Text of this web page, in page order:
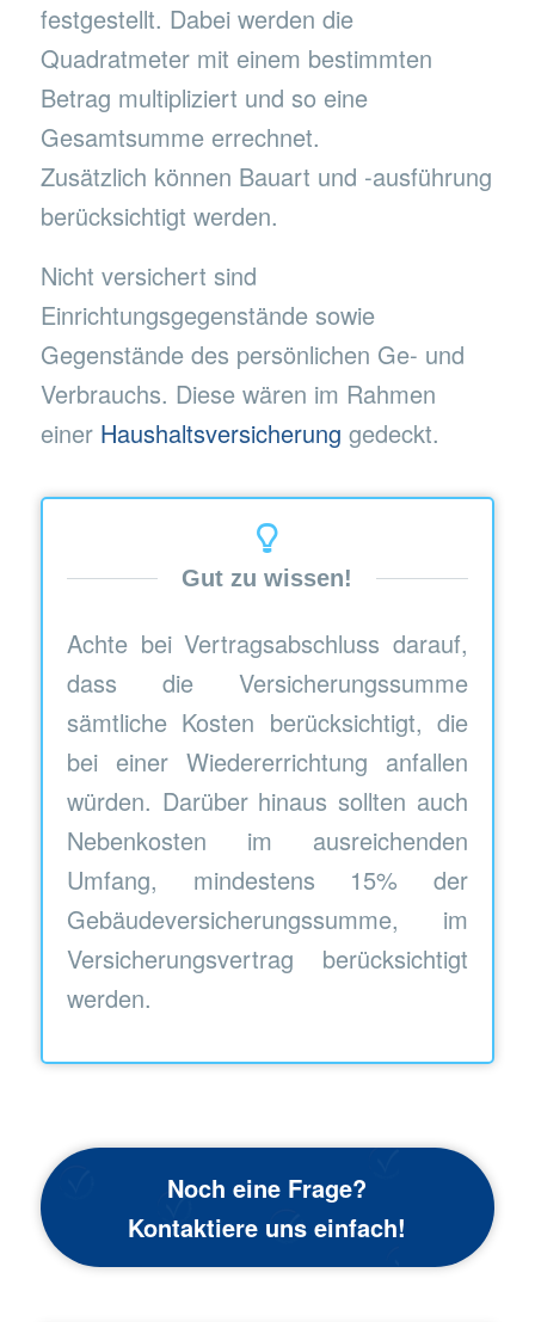
festgestellt. Dabei werden die
Quadratmeter mit einem bestimmten
Betrag multipliziert und so eine
Gesamtsumme errechnet.
Zusätzlich können Bauart und -ausführung
berücksichtigt werden.
Nicht versichert sind
Einrichtungsgegenstände sowie
Gegenstände des persönlichen Ge- und
Verbrauchs. Diese wären im Rahmen
einer Haushaltsversicherung gedeckt.
Gut zu wissen!
Achte bei Vertragsabschluss darauf,
dass die Versicherungssumme
sämtliche Kosten berücksichtigt, die
bei einer Wiedererrichtung anfallen
würden. Darüber hinaus sollten auch
Nebenkosten im ausreichenden
Umfang, mindestens 15% der
Gebäudeversicherungssumme, im
Versicherungsvertrag berücksichtigt
werden.
Noch eine Frage?
Kontaktiere uns einfach!